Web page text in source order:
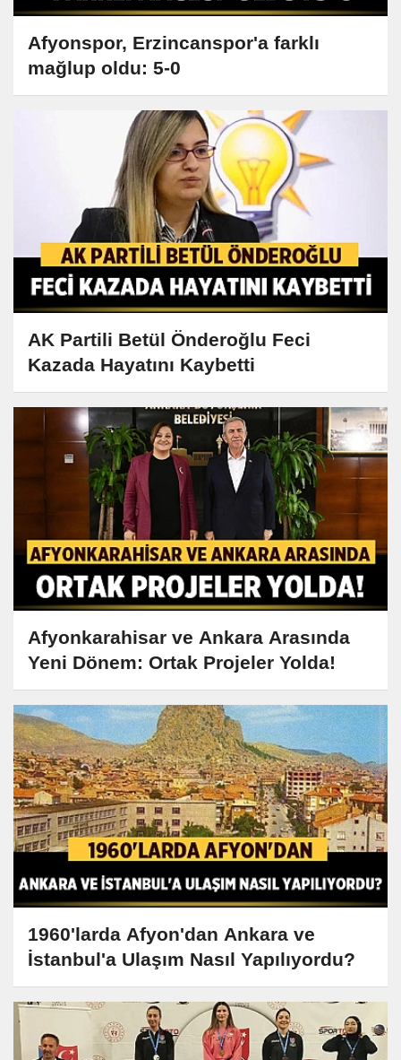
Afyonspor, Erzincanspor'a farklı
mağlup oldu: 5-0
AK Partili Betül Önderoğlu Feci
Kazada Hayatını Kaybetti
Afyonkarahisar ve Ankara Arasında
Yeni Dönem: Ortak Projeler Yolda!
1960'larda Afyon'dan Ankara ve
İstanbul'a Ulaşım Nasıl Yapılıyordu?